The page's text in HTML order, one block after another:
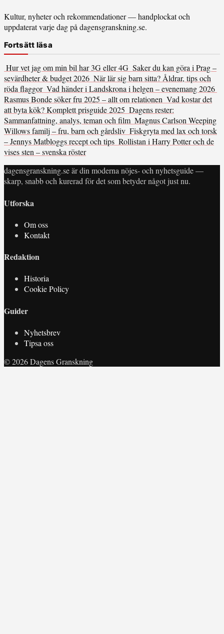
Kultur, nyheter och rekommendationer — handplockat och
uppdaterat varje dag på dagensgranskning.se.
Fortsätt läsa
Hur vet jag om min bil har 3G eller 4G Saker du kan göra i Prag –
sevärdheter & budget 2026 När lär sig barn sitta? Åldrar, tips och
röda flaggor Vad händer i Landskrona i helgen – evenemang 2026
Rasmus Bonde söker fru 2025 – allt om relationen Vad kostar det
att byta kök? Komplett prisguide 2025 Dagens rester:
Sammanfattning, analys, teman och film Magnus Carlson Weeping
Willows familj – fru, barn och gårdsliv Fiskgryta med lax och torsk
– Jennys Matbloggs recept och tips Rollistan i Harry Potter och de
vises sten – svenska röster
dagensgranskning.se är din moderna nöjes- och nyhetsguide —
skarp, snabb och kurerad för det som betyder något just nu.
Utforska
Om oss
Kontakt
Redaktion
Historia
Cookie Policy
Guider
Nyhetsbrev
Tipsa oss
© 2026 Dagens Granskning